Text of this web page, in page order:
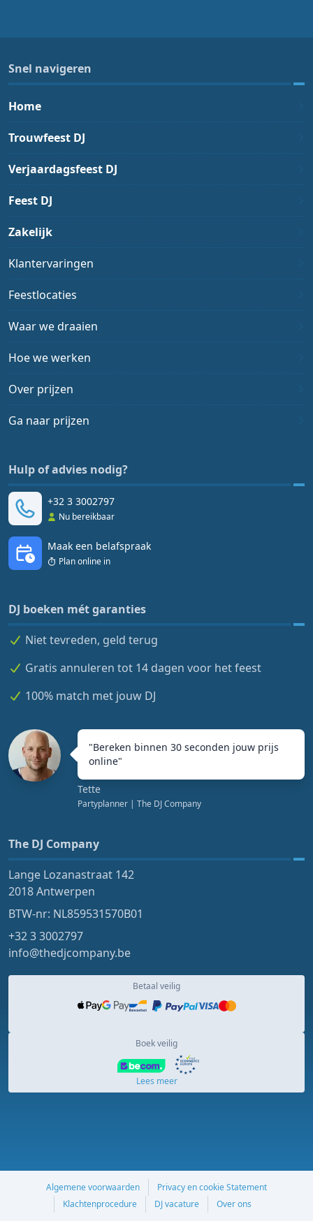
Snel navigeren
Home
Trouwfeest DJ
Verjaardagsfeest DJ
Feest DJ
Zakelijk
Klantervaringen
Feestlocaties
Waar we draaien
Hoe we werken
Over prijzen
Ga naar prijzen
Hulp of advies nodig?
+32 3 3002797
Nu bereikbaar
Maak een belafspraak
Plan online in
DJ boeken mét garanties
Niet tevreden, geld terug
Gratis annuleren tot 14 dagen voor het feest
100% match met jouw DJ
"Bereken binnen 30 seconden jouw prijs
online"
Tette
Partyplanner | The DJ Company
The DJ Company
Lange Lozanastraat 142
2018 Antwerpen
BTW-nr: NL859531570B01
+32 3 3002797
info@thedjcompany.be
Betaal veilig
Boek veilig
Lees meer
Algemene voorwaarden
Privacy en cookie Statement
Klachtenprocedure
DJ vacature Over ons